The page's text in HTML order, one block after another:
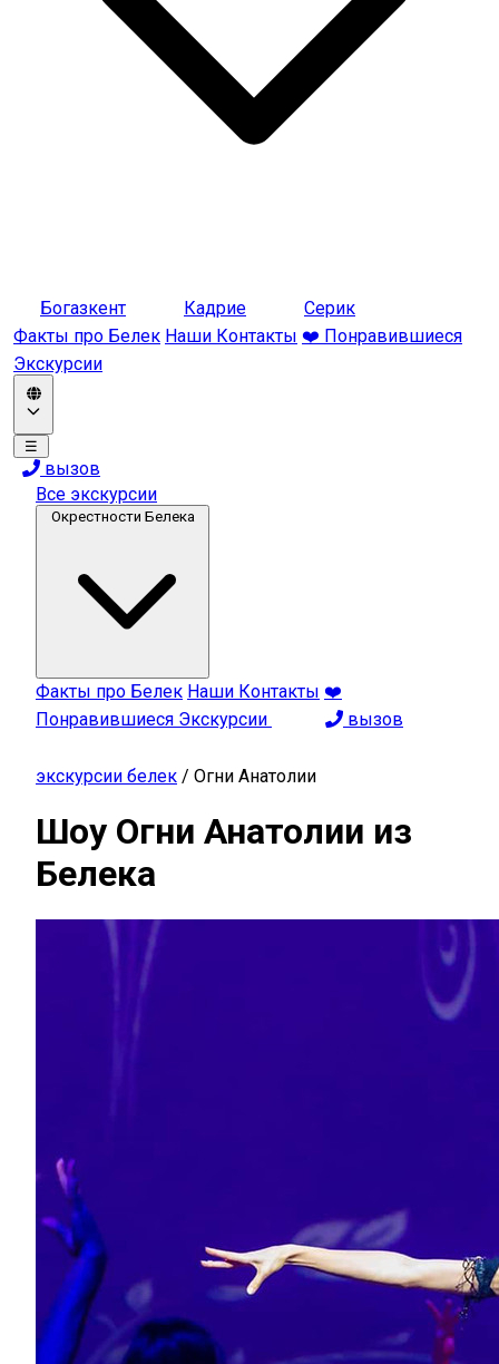
Богазкент Кадрие
Серик
Факты про Белек Наши Контакты ❤️ Понравившиеся
Экскурсии
☰
вызов
Все экскурсии
Окрестности Белека
Факты про Белек Наши Контакты ❤️
Понравившиеся Экскурсии
вызов
экскурсии белек / Огни Анатолии
Шоу Огни Анатолии из
Белека